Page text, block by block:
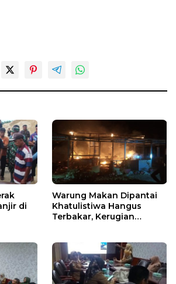
di
Warung Makan Dipantai
Khatulistiwa Hangus
Terbakar, Kerugian